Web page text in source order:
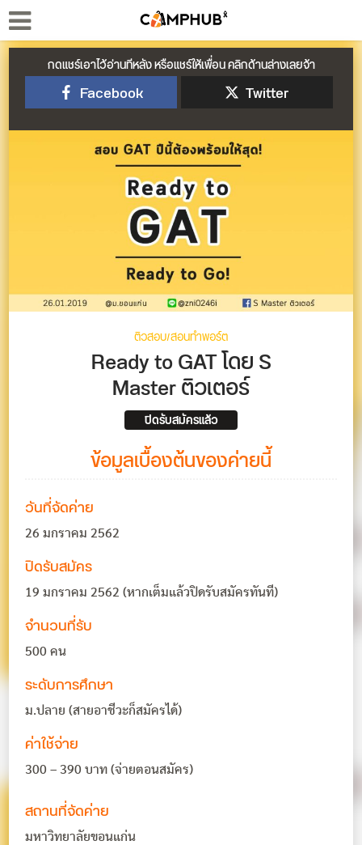
กดแชร์เอาไว้อ่านทีหลัง หรือแชร์ให้เพื่อน คลิกด้านล่างเลยจ้า
Facebook Twitter
ติวสอบ/สอนทำพอร์ต
Ready to GAT โดย S
Master ติวเตอร์
ปิดรับสมัครแล้ว
ข้อมูลเบื้องต้นของค่ายนี้
วันที่จัดค่าย
26 มกราคม 2562
ปิดรับสมัคร
19 มกราคม 2562 (หากเต็มแล้วปิดรับสมัครทันที)
จำนวนที่รับ
500 คน
ระดับการศึกษา
ม.ปลาย (สายอาชีวะก็สมัครได้)
ค่าใช้จ่าย
300 – 390 บาท (จ่ายตอนสมัคร)
สถานที่จัดค่าย
มหาวิทยาลัยขอนแก่น